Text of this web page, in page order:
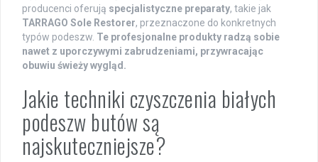
producenci oferują specjalistyczne preparaty, takie jak
TARRAGO Sole Restorer, przeznaczone do konkretnych
typów podeszw. Te profesjonalne produkty radzą sobie
nawet z uporczywymi zabrudzeniami, przywracając
obuwiu świeży wygląd.
Jakie techniki czyszczenia białych
podeszw butów są
najskuteczniejsze?